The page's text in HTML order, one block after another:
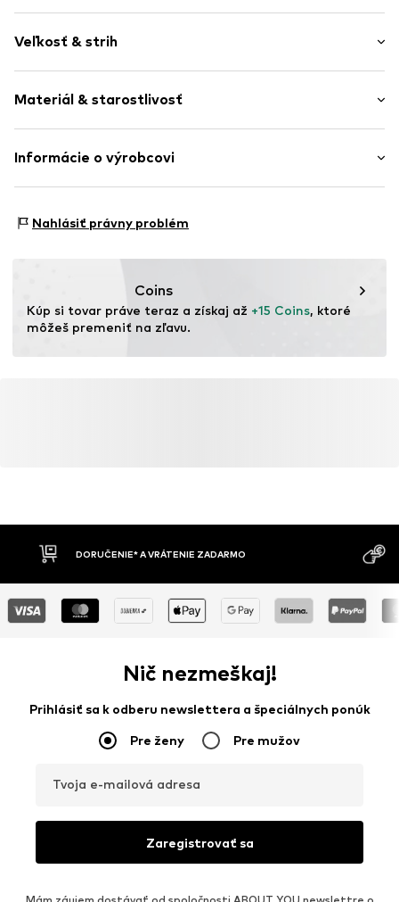
Bavlna
Výšivka
Pás s tunelovým sťahovaním v spodnom leme
Mäkký omak
Veľkosť & strih
Strih: Štandardný strih
Výška pásu: Vysoký pás
Materiál & starostlivosť
Materiál: 100% Bavlna
Informácie o výrobcovi
3542AD Utecht
Nahlásiť právny problém
Coins
Kúp si tovar práve teraz a získaj až +15 Coins, ktoré
môžeš premeniť na zľavu.
DORUČENIE* A VRÁTENIE ZADARMO
Nič nezmeškaj!
Prihlásiť sa k odberu newslettera a špeciálnych ponúk
Pre ženy Pre mužov
Tvoja e-mailová adresa
Zaregistrovať sa